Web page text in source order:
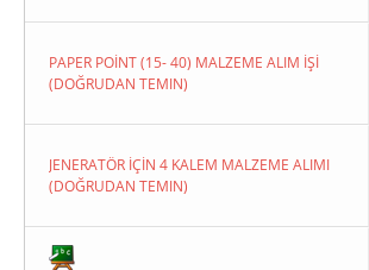
PAPER POİNT (15- 40) MALZEME ALIM İŞİ
(DOĞRUDAN TEMIN)
JENERATÖR İÇİN 4 KALEM MALZEME ALIMI
(DOĞRUDAN TEMIN)